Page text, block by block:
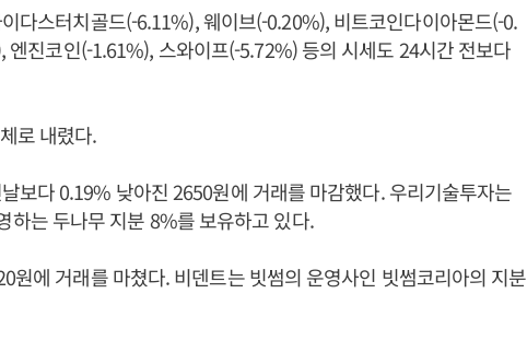
다스터치골드(-6.11%), 웨이브(-0.20%), 비트코인다이아몬드(-0.
진코인(-1.61%), 스와이프(-5.72%) 등의 시세도 24시간 전보다
로 내렸다.
보다 0.19% 낮아진 2650원에 거래를 마감했다. 우리기술투자는
하는 두나무 지분 8%를 보유하고 있다.
원에 거래를 마쳤다. 비덴트는 빗썸의 운영사인 빗썸코리아의 지분